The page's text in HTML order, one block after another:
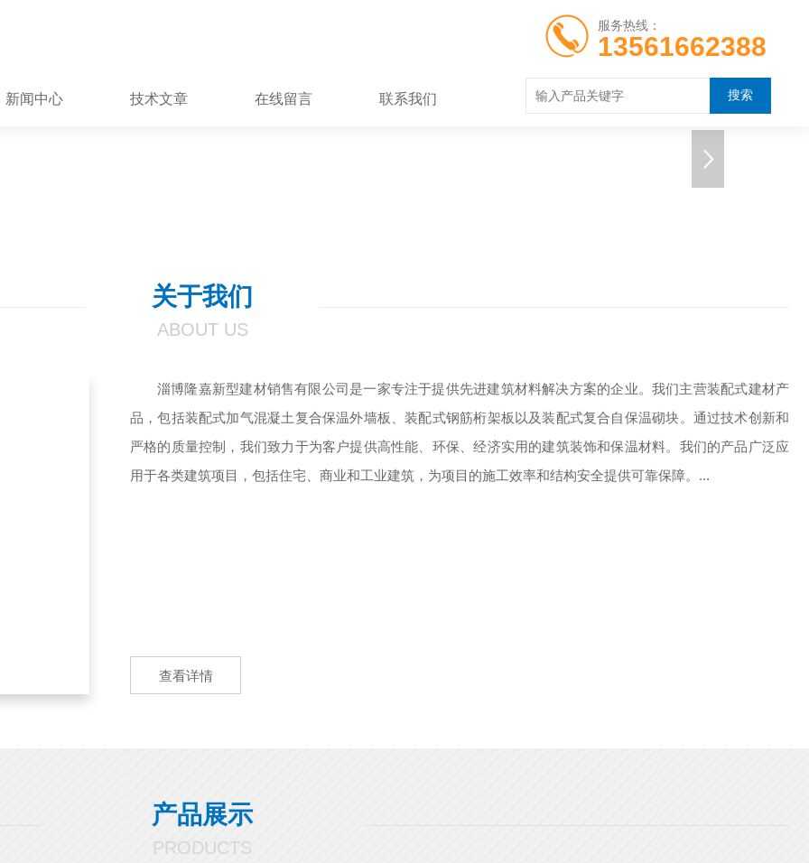
服务热线：
13561662388
新闻中心 技术文章 在线留言 联系我们
关于我们
ABOUT US
淄博隆嘉新型建材销售有限公司是一家专注于提供先进建筑材料解决方案的企业。我们主营装配式建材产
品，包括装配式加气混凝土复合保温外墙板、装配式钢筋桁架板以及装配式复合自保温砌块。通过技术创新和
严格的质量控制，我们致力于为客户提供高性能、环保、经济实用的建筑装饰和保温材料。我们的产品广泛应
用于各类建筑项目，包括住宅、商业和工业建筑，为项目的施工效率和结构安全提供可靠保障。...
查看详情
产品展示
PRODUCTS